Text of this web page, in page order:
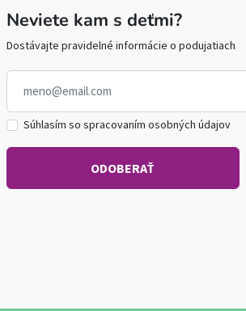
Neviete kam s deťmi?
Dostávajte pravidelné informácie o podujatiach
Súhlasím so spracovaním osobných údajov